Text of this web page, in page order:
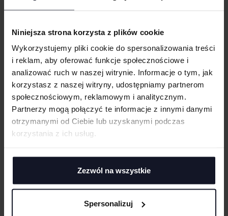
Niniejsza strona korzysta z plików cookie
Wykorzystujemy pliki cookie do spersonalizowania treści
i reklam, aby oferować funkcje społecznościowe i
analizować ruch w naszej witrynie. Informacje o tym, jak
korzystasz z naszej witryny, udostępniamy partnerom
społecznościowym, reklamowym i analitycznym.
Partnerzy mogą połączyć te informacje z innymi danymi
otrzymanymi od Ciebie lub uzyskanymi podczas
korzystania z ich usług.
Zezwól na wszystkie
Spersonalizuj
Szwy ozdobne
Kieszenie zapinane na zamek błyskawiczny
Czarne uchwyty zamków
Odcinana metka
GRAMATURA I SKŁAD
PRANIE I PIELĘGNACJA